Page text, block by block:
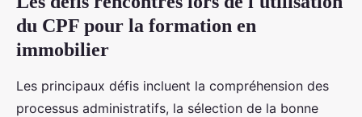
du CPF pour la formation en
immobilier
Les principaux défis incluent la compréhension des
processus administratifs, la sélection de la bonne